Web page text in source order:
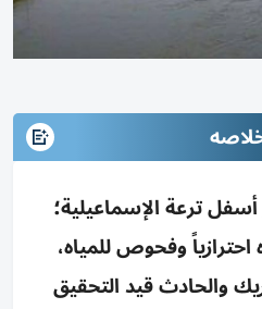
ترعة الإسماعيلية؛
احترازياً وفحوص للمياه،
والحادث قيد التحقيق